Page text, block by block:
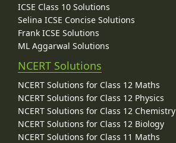
ICSE Class 10 Solutions
Selina ICSE Concise Solutions
Frank ICSE Solutions
ML Aggarwal Solutions
NCERT Solutions
NCERT Solutions for Class 12 Maths
NCERT Solutions for Class 12 Physics
NCERT Solutions for Class 12 Chemistry
NCERT Solutions for Class 12 Biology
NCERT Solutions for Class 11 Maths